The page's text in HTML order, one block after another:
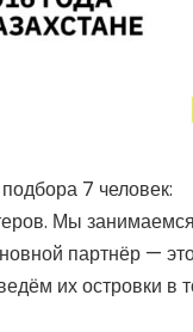
7 человек:
Мы занимаемся
партнёр —
их островки в